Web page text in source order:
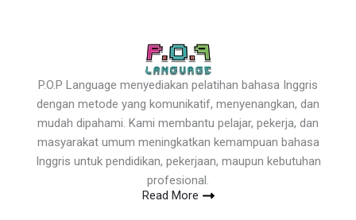
P.O.P Language menyediakan pelatihan bahasa Inggris
dengan metode yang komunikatif, menyenangkan, dan
mudah dipahami. Kami membantu pelajar, pekerja, dan
masyarakat umum meningkatkan kemampuan bahasa
Inggris untuk pendidikan, pekerjaan, maupun kebutuhan
profesional.
Read More